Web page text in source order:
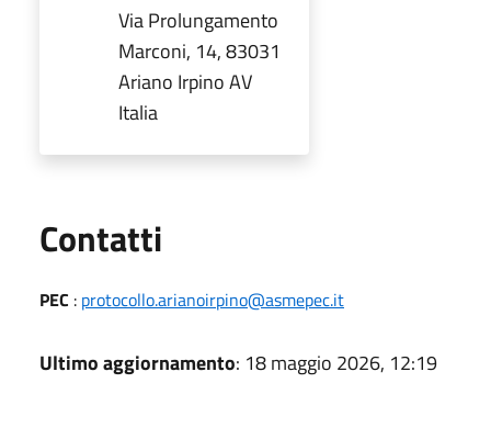
Via Prolungamento
Marconi, 14, 83031
Ariano Irpino AV
Italia
Contatti
PEC : protocollo.arianoirpino@asmepec.it
Ultimo aggiornamento: 18 maggio 2026, 12:19